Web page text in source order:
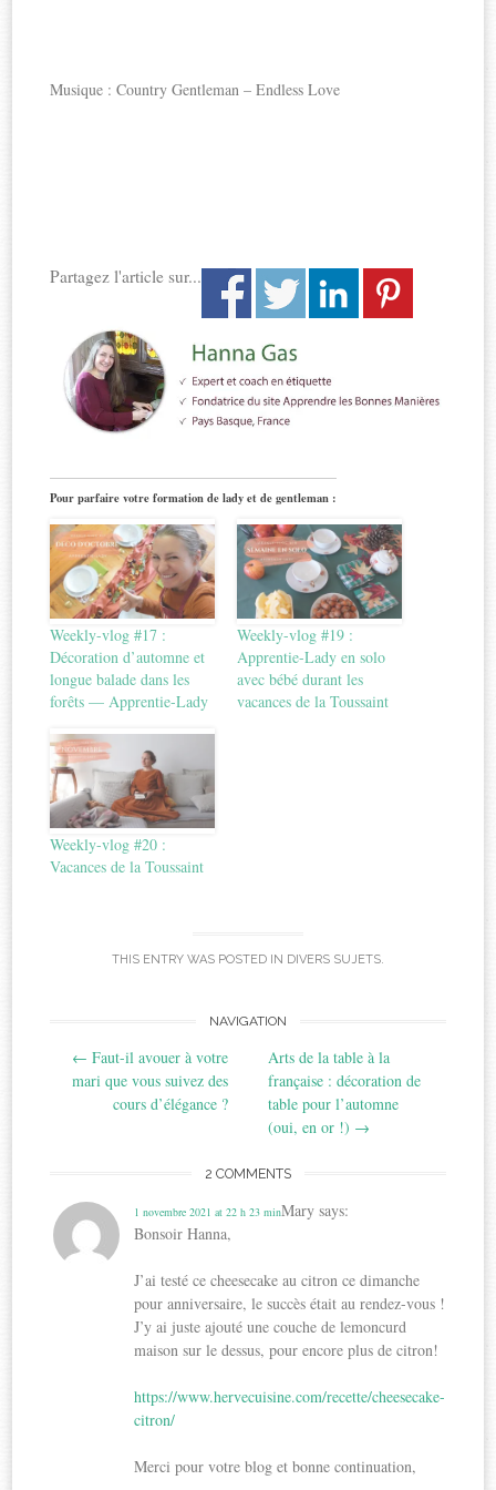
Musique : Country Gentleman – Endless Love
Partagez l'article sur...
Pour parfaire votre formation de lady et de gentleman :
Weekly-vlog #17 :
Décoration d’automne et
longue balade dans les
forêts — Apprentie-Lady
Weekly-vlog #19 :
Apprentie-Lady en solo
avec bébé durant les
vacances de la Toussaint
Weekly-vlog #20 :
Vacances de la Toussaint
THIS ENTRY WAS POSTED IN DIVERS SUJETS.
navigation
NAVIGATION
← Faut-il avouer à votre
mari que vous suivez des
cours d’élégance ?
Arts de la table à la
française : décoration de
table pour l’automne
(oui, en or !) →
2 COMMENTS
Mary says:
1 novembre 2021 at 22 h 23 min
Bonsoir Hanna,
J’ai testé ce cheesecake au citron ce dimanche
pour anniversaire, le succès était au rendez-vous !
J’y ai juste ajouté une couche de lemoncurd
maison sur le dessus, pour encore plus de citron!
https://www.hervecuisine.com/recette/cheesecake-
citron/
Merci pour votre blog et bonne continuation,